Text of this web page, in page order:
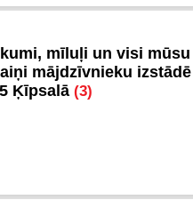
mīluļi un visi
mājdzīvnieku
Ķīpsalā (3)